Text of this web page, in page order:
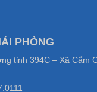
PHÒNG
tỉnh 394C – Xã Cẩm